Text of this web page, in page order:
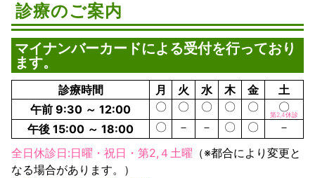
診療のご案内
マイナンバーカードによる受付を行っており
ます。
診療時間 月 火 水 木 金
土
午前 9:30 ～ 12:00
〇 〇 〇 〇 〇 〇
第2,4休診
午後 15:00 ～ 18:00 〇 － － 〇 〇
－
全日休診日:日曜・祝日・第2,４土曜 （※都合により変更と
なる場合があります。）